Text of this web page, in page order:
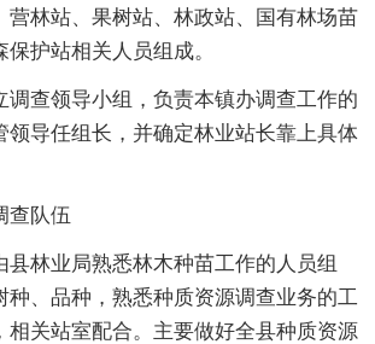
营林站、果树站、林政站、国有林场苗
护站相关人员组成。
调查领导小组，负责本镇办调查工作的
领导任组长，并确定林业站长靠上具体
查队伍
县林业局熟悉林木种苗工作的人员组
种、品种，熟悉种质资源调查业务的工
相关站室配合。主要做好全县种质资源